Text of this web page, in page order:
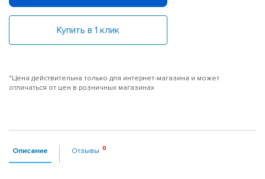
Купить в 1 клик
*Цена действительна только для интернет-магазина и может
отличаться от цен в розничных магазинах
Описание Отзывы